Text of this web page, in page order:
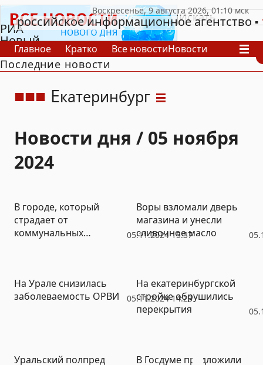
РИА
Новый
День
российское информационное агентство
Главное Кратко Все новостиНовости
В России
В мире
Последние новости
Екатеринбург
Новости дня / 05 ноября
2024
05.11.2024 15:37
В городе, который
страдает от
коммунальных
Воры взломали дверь
магазина и унесли
сливочное масло
05.11.2024 14:23
На Урале снизилась
заболеваемость ОРВИ
На екатеринбургской
стройке обрушились
перекрытия
Уральский полпред
Фото
В Госдуме предложили